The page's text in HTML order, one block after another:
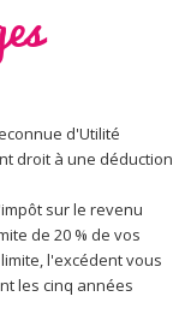
droit à une déduction
sur le revenu
de 20 % de vos
l'excédent vous
les cinq années